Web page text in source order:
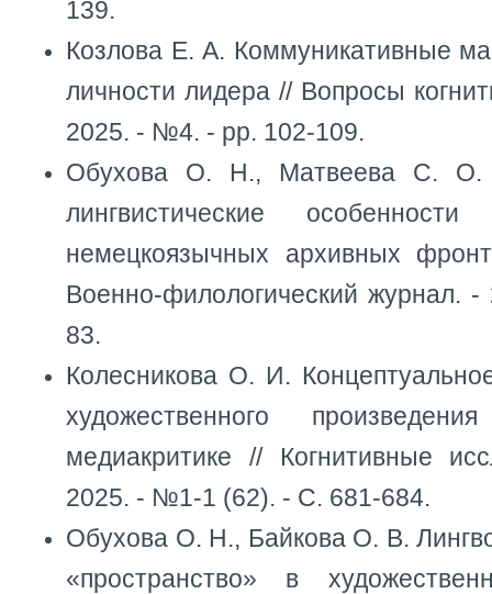
139.
Козлова Е. А. Коммуникативные
личности лидера // Вопросы
2025. - №4. - pp. 102-109.
Обухова О. Н., Матвеева С. О.
лингвистические
немецкоязычных архивных
Военно-филологический
83.
Колесникова О. И.
художественного
медиакритике // Когнитивные
2025. - №1-1 (62). - С. 681-684.
Обухова О. Н., Байкова О. В.
«пространство» в